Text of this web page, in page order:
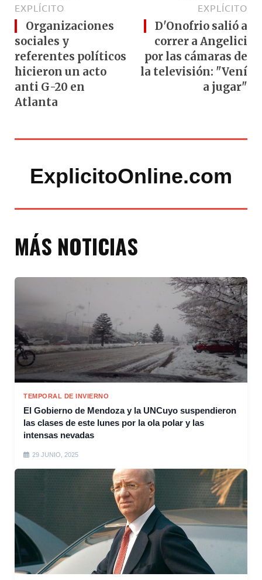
EXPLÍCITO
Organizaciones
sociales y
referentes políticos
hicieron un acto
anti G-20 en
Atlanta
EXPLÍCITO
D'Onofrio salió a
correr a Angelici
por las cámaras de
la televisión: "Vení
a jugar"
ExplicitoOnline.com
MÁS NOTICIAS
TEMPORAL DE INVIERNO
El Gobierno de Mendoza y la UNCuyo suspendieron
las clases de este lunes por la ola polar y las
intensas nevadas
29 JUNIO, 2025